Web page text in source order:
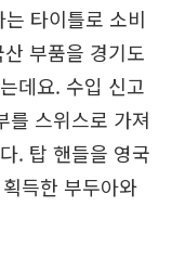
타이틀로 소비
부품을 경기도
데요. 수입 신고
를 스위스로 가져
. 탑 핸들을 영국
득한 부두아와